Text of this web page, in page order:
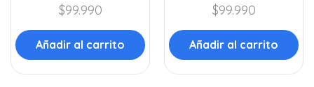
$99.990
Añadir al carrito
$99.990
Añadir al carrito